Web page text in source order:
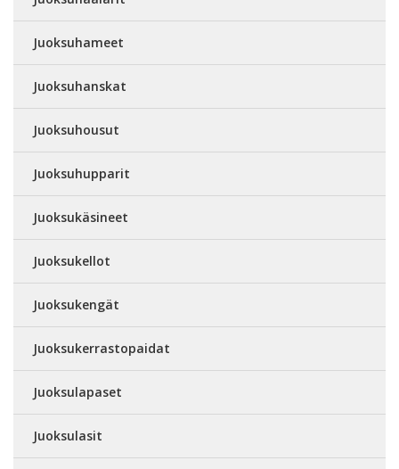
Juoksuhameet
Juoksuhanskat
Juoksuhousut
Juoksuhupparit
Juoksukäsineet
Juoksukellot
Juoksukengät
Juoksukerrastopaidat
Juoksulapaset
Juoksulasit